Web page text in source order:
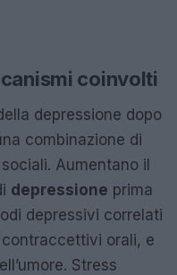
coinvolti
depressione dopo
combinazione di
Aumentano il
depressione prima
depressivi correlati
contraccettivi orali, e
Stress